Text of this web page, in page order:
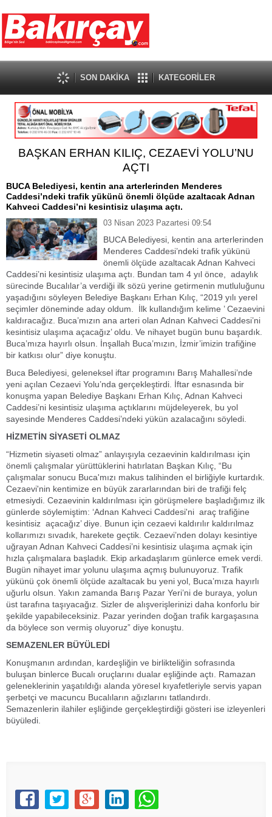
SON DAKİKA KATEGORİLER
BAŞKAN ERHAN KILIÇ, CEZAEVİ YOLU’NU
AÇTI
BUCA Belediyesi, kentin ana arterlerinden Menderes
Caddesi’ndeki trafik yükünü önemli ölçüde azaltacak Adnan
Kahveci Caddesi’ni kesintisiz ulaşıma açtı.
03 Nisan 2023 Pazartesi 09:54
BUCA Belediyesi, kentin ana arterlerinden
Menderes Caddesi’ndeki trafik yükünü
önemli ölçüde azaltacak Adnan Kahveci
Caddesi’ni kesintisiz ulaşıma açtı. Bundan tam 4 yıl önce, adaylık
sürecinde Bucalılar’a verdiği ilk sözü yerine getirmenin mutluluğunu
yaşadığını söyleyen Belediye Başkanı Erhan Kılıç, “2019 yılı yerel
seçimler döneminde aday oldum. İlk kullandığım kelime ’ Cezaevini
kaldıracağız. Buca’mızın ana arteri olan Adnan Kahveci Caddesi’ni
kesintisiz ulaşıma açacağız’ oldu. Ve nihayet bugün bunu başardık.
Buca’mıza hayırlı olsun. İnşallah Buca’mızın, İzmir’imizin trafiğine
bir katkısı olur” diye konuştu.
Buca Belediyesi, geleneksel iftar programını Barış Mahallesi’nde
yeni açılan Cezaevi Yolu’nda gerçekleştirdi. İftar esnasında bir
konuşma yapan Belediye Başkanı Erhan Kılıç, Adnan Kahveci
Caddesi’ni kesintisiz ulaşıma açtıklarını müjdeleyerek, bu yol
sayesinde Menderes Caddesi’ndeki yükün azalacağını söyledi.
HİZMETİN SİYASETİ OLMAZ
“Hizmetin siyaseti olmaz” anlayışıyla cezaevinin kaldırılması için
önemli çalışmalar yürüttüklerini hatırlatan Başkan Kılıç, “Bu
çalışmalar sonucu Buca'mızı makus talihinden el birliğiyle kurtardık.
Cezaevi'nin kentimize en büyük zararlarından biri de trafiği felç
etmesiydi. Cezaevinin kaldırılması için görüşmelere başladığımız ilk
günlerde söylemiştim: ‘Adnan Kahveci Caddesi'ni araç trafiğine
kesintisiz açacağız’ diye. Bunun için cezaevi kaldırılır kaldırılmaz
kollarımızı sıvadık, harekete geçtik. Cezaevi’nden dolayı kesintiye
uğrayan Adnan Kahveci Caddesi’ni kesintisiz ulaşıma açmak için
hızla çalışmalara başladık. Ekip arkadaşlarım günlerce emek verdi.
Bugün nihayet imar yolunu ulaşıma açmış bulunuyoruz. Trafik
yükünü çok önemli ölçüde azaltacak bu yeni yol, Buca’mıza hayırlı
uğurlu olsun. Yakın zamanda Barış Pazar Yeri’ni de buraya, yolun
üst tarafına taşıyacağız. Sizler de alışverişlerinizi daha konforlu bir
şekilde yapabileceksiniz. Pazar yerinden doğan trafik kargaşasına
da böylece son vermiş oluyoruz” diye konuştu.
SEMAZENLER BÜYÜLEDİ
Konuşmanın ardından, kardeşliğin ve birlikteliğin sofrasında
buluşan binlerce Bucalı oruçlarını dualar eşliğinde açtı. Ramazan
geleneklerinin yaşatıldığı alanda yöresel kıyafetleriyle servis yapan
şerbetçi ve macuncu Bucalıların ağızlarını tatlandırdı.
Semazenlerin ilahiler eşliğinde gerçekleştirdiği gösteri ise izleyenleri
büyüledi.